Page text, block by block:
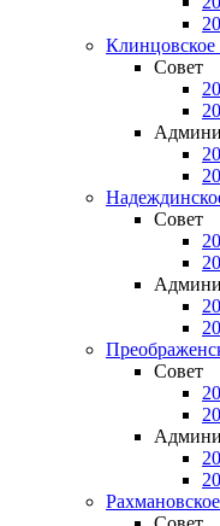
Совет
Совет
Совет